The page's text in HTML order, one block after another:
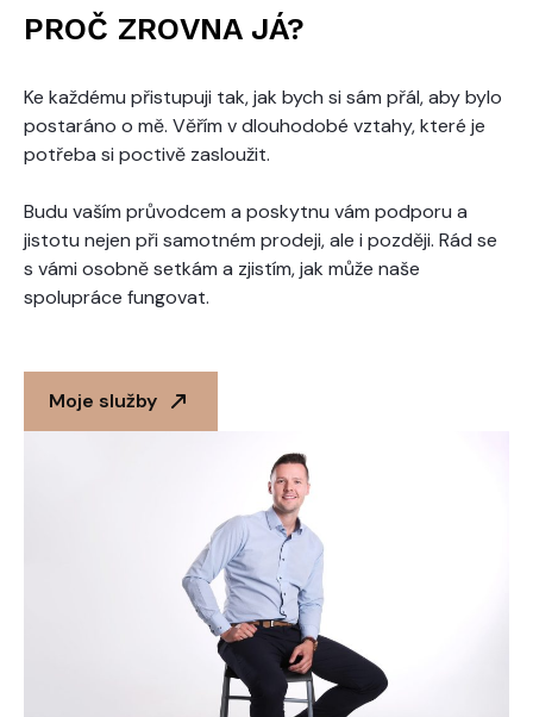
PROČ ZROVNA JÁ?
Ke každému přistupuji tak, jak bych si sám přál, aby bylo
postaráno o mě. Věřím v dlouhodobé vztahy, které je
potřeba si poctivě zasloužit.
Budu vaším průvodcem a poskytnu vám podporu a
jistotu nejen při samotném prodeji, ale i později. Rád se
s vámi osobně setkám a zjistím, jak může naše
spolupráce fungovat.
Moje služby